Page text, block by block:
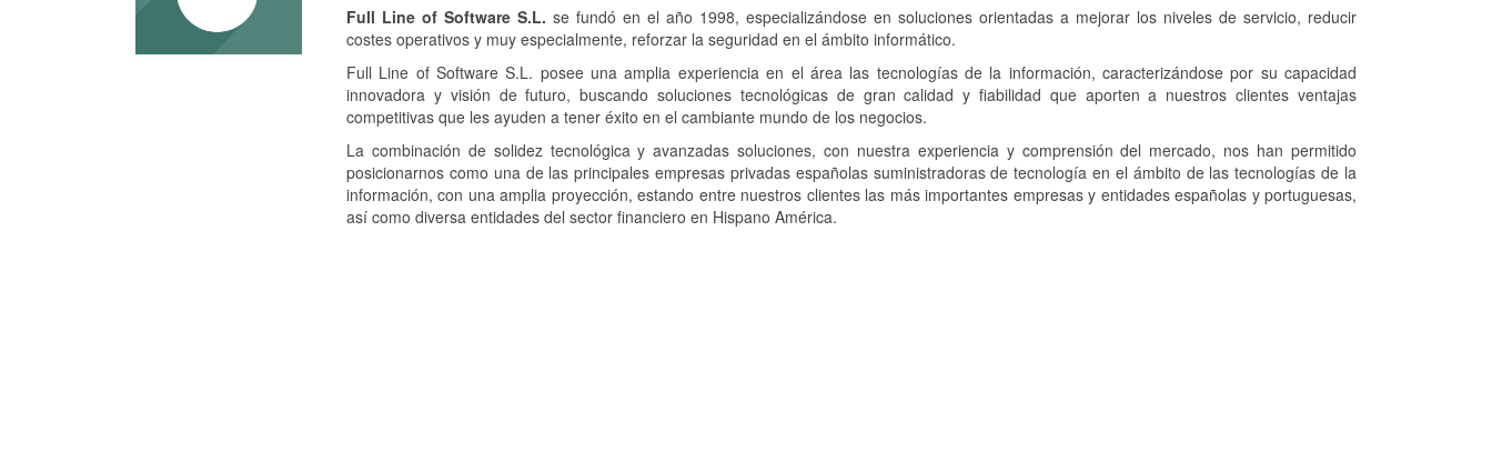
Full Line of Software S.L. se fundó en el año 1998, especializándose en soluciones orientadas a mejorar los niveles de servicio, reducir
costes operativos y muy especialmente, reforzar la seguridad en el ámbito informático.
Full Line of Software S.L. posee una amplia experiencia en el área las tecnologías de la información, caracterizándose por su capacidad
innovadora y visión de futuro, buscando soluciones tecnológicas de gran calidad y fiabilidad que aporten a nuestros clientes ventajas
competitivas que les ayuden a tener éxito en el cambiante mundo de los negocios.
La combinación de solidez tecnológica y avanzadas soluciones, con nuestra experiencia y comprensión del mercado, nos han permitido
posicionarnos como una de las principales empresas privadas españolas suministradoras de tecnología en el ámbito de las tecnologías de la
información, con una amplia proyección, estando entre nuestros clientes las más importantes empresas y entidades españolas y portuguesas,
así como diversa entidades del sector financiero en Hispano América.